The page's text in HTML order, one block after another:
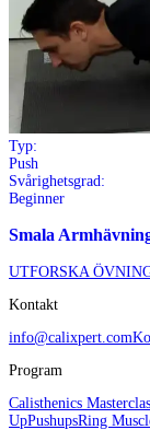
Typ:
Push
Svårighetsgrad:
Beginner
Smala
UTFORSKA
Kontakt
info@calixpert.com
Program
Calisthenics
UpPushupsRing